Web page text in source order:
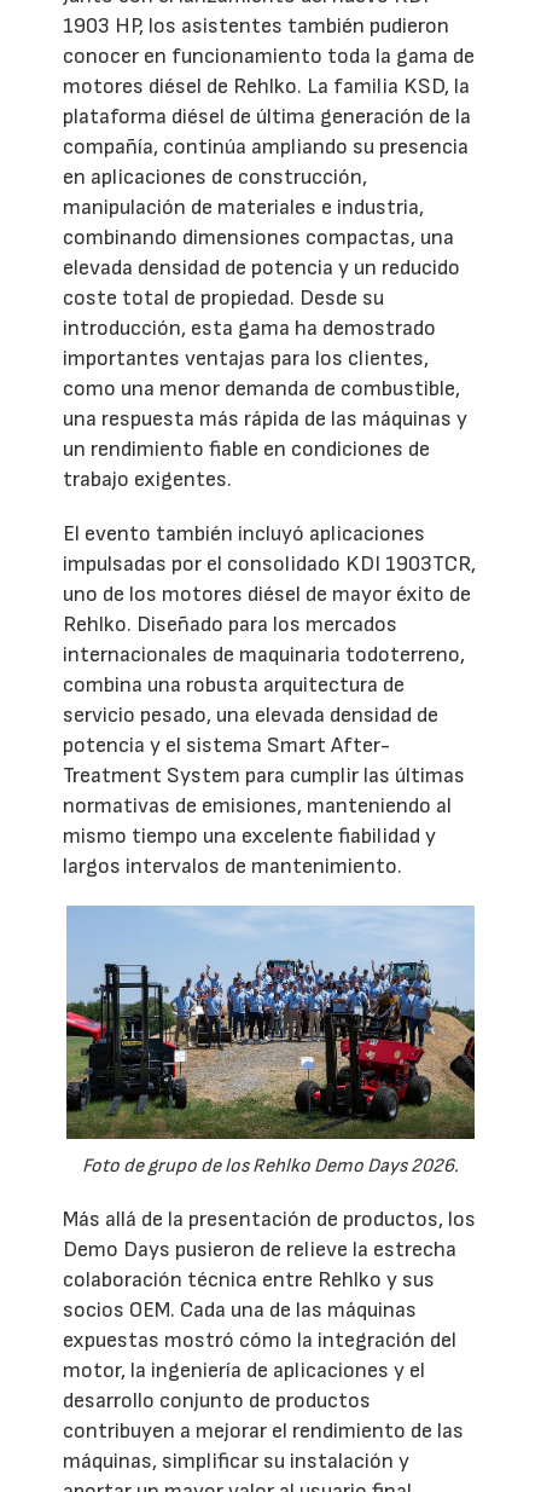
1903 HP, los asistentes también pudieron
conocer en funcionamiento toda la gama de
motores diésel de Rehlko. La familia KSD, la
plataforma diésel de última generación de la
compañía, continúa ampliando su presencia
en aplicaciones de construcción,
manipulación de materiales e industria,
combinando dimensiones compactas, una
elevada densidad de potencia y un reducido
coste total de propiedad. Desde su
introducción, esta gama ha demostrado
importantes ventajas para los clientes,
como una menor demanda de combustible,
una respuesta más rápida de las máquinas y
un rendimiento fiable en condiciones de
trabajo exigentes.
El evento también incluyó aplicaciones
impulsadas por el consolidado KDI 1903TCR,
uno de los motores diésel de mayor éxito de
Rehlko. Diseñado para los mercados
internacionales de maquinaria todoterreno,
combina una robusta arquitectura de
servicio pesado, una elevada densidad de
potencia y el sistema Smart After-
Treatment System para cumplir las últimas
normativas de emisiones, manteniendo al
mismo tiempo una excelente fiabilidad y
largos intervalos de mantenimiento.
Foto de grupo de los Rehlko Demo Days 2026.
Más allá de la presentación de productos, los
Demo Days pusieron de relieve la estrecha
colaboración técnica entre Rehlko y sus
socios OEM. Cada una de las máquinas
expuestas mostró cómo la integración del
motor, la ingeniería de aplicaciones y el
desarrollo conjunto de productos
contribuyen a mejorar el rendimiento de las
máquinas, simplificar su instalación y